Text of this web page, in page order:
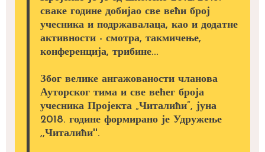
сваке године добијао све већи број
учесника и подржавалаца, као и додатне
активности - смотра, такмичење,
конференција, трибине...
Због велике ангажованости чланова
Ауторског тима и све већег броја
учесника Пројекта „Читалићи”, јуна
2018. године формирано је Удружење
,,Читалићи''.